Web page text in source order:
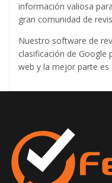
información valiosa
gran comunidad de
Nuestro software de
clasificación de Google
web y la mejor parte es